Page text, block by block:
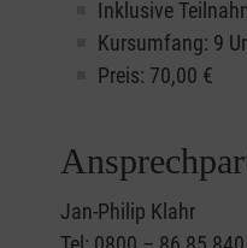
Inklusive
Kursumfang: 9
Preis: 70,00 €
Jan-Philip Klahr